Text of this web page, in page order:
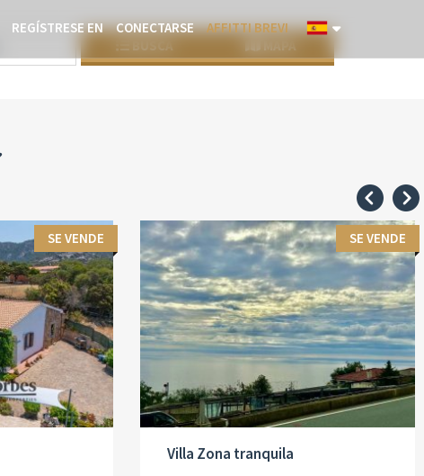
REGÍSTRESE EN CONECTARSE
AFFITTI BREVI
SE VENDE SE VENDE
Villa Zona tranquila